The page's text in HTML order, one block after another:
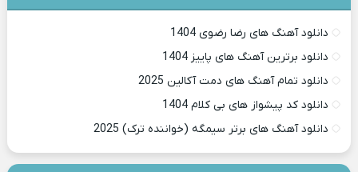
دانلود آهنگ های رضا رضوی 1404
دانلود برترین آهنگ های پاییز 1404
دانلود تمام آهنگ های دمت آکالین 2025
دانلود کد پیشواز های بی کلام 1404
دانلود آهنگ های برتر سیمگه (خواننده ترک) 2025